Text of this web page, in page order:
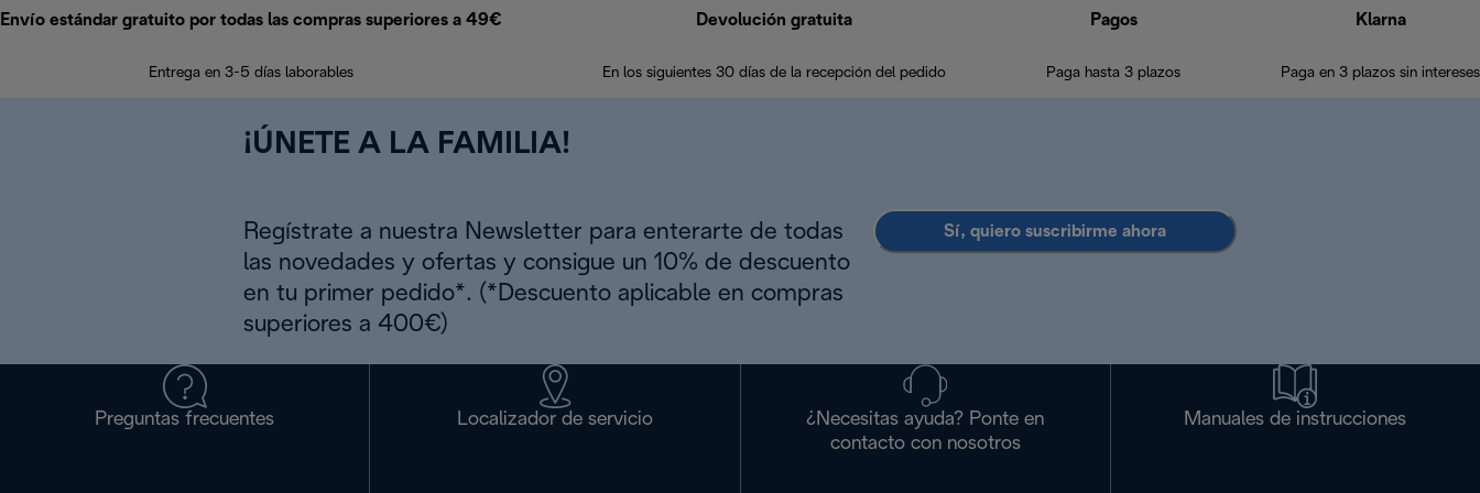
Envío estándar gratuito por todas las compras superiores a 49€
Entrega en 3-5 días laborables
Devolución gratuita
En los siguientes 30 días de la recepción del pedido
Pagos
Paga hasta 3 plazos
Klarna
Paga en 3 plazos sin intereses
¡ÚNETE A LA FAMILIA!
Regístrate a nuestra Newsletter para enterarte de todas
las novedades y ofertas y consigue un 10% de descuento
en tu primer pedido*. (*Descuento aplicable en compras
superiores a 400€)
Sí, quiero suscribirme ahora
Preguntas frecuentes Localizador de servicio
¿Necesitas ayuda? Ponte en
contacto con nosotros
Manuales de instrucciones